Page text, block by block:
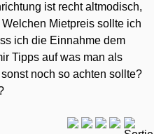
ist recht altmodisch,
Mietpreis sollte ich
ich die Einnahme dem
Tipps auf was man als
noch so achten sollte?